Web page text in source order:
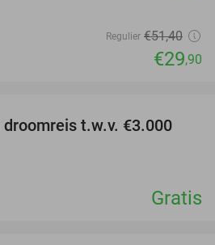
Regulier €51,40
€29,90
t.w.v. €3.000
Gratis